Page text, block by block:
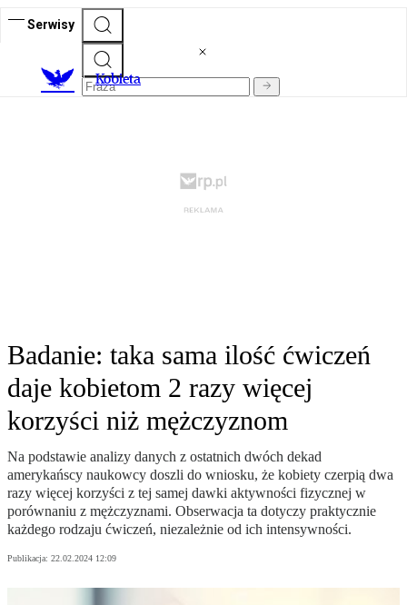
Serwisy
Kobieta
Badanie: taka sama ilość ćwiczeń
daje kobietom 2 razy więcej
korzyści niż mężczyznom
Na podstawie analizy danych z ostatnich dwóch dekad
amerykańscy naukowcy doszli do wniosku, że kobiety czerpią dwa
razy więcej korzyści z tej samej dawki aktywności fizycznej w
porównaniu z mężczyznami. Obserwacja ta dotyczy praktycznie
każdego rodzaju ćwiczeń, niezależnie od ich intensywności.
Publikacja: 22.02.2024 12:09